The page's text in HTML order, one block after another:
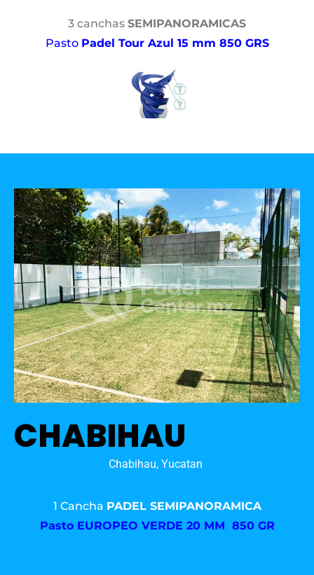
3 canchas SEMIPANORAMICAS
Pasto Padel Tour Azul 15 mm 850 GRS
CHABIHAU
Chabihau, Yucatan
1 Cancha PADEL SEMIPANORAMICA
Pasto EUROPEO VERDE 20 MM 850 GR